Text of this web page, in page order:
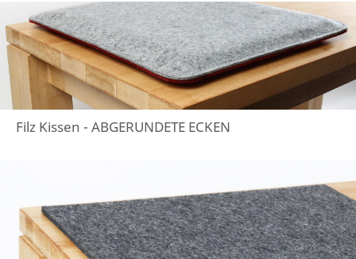
Filz Kissen - ABGERUNDETE ECKEN